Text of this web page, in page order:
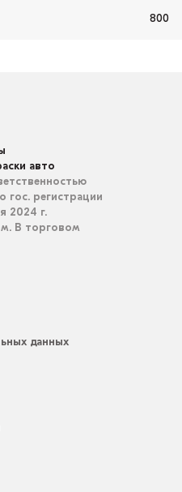
800
авто
гос. регистрации
2024 г.
В торговом
данных